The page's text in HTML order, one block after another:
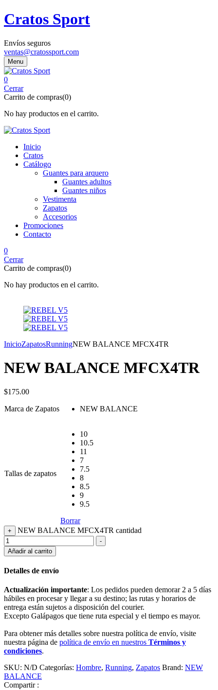
Cratos Sport
Envíos seguros
ventas@cratossport.com
Menu
0
Cerrar
Carrito de compras(0)
No hay productos en el carrito.
Inicio
Cratos
Catálogo
Guantes para arquero
Guantes adultos
Guantes niños
Vestimenta
Zapatos
Accesorios
Promociones
Contacto
0
Cerrar
Carrito de compras(0)
No hay productos en el carrito.
InicioZapatosRunningNEW BALANCE MFCX4TR
NEW BALANCE MFCX4TR
$175.00
Marca de Zapatos NEW BALANCE
Tallas de zapatos
10
10.5
11
7
7.5
8
8.5
9
9.5
Borrar
+ NEW BALANCE MFCX4TR cantidad
-
Añadir al carrito
Detalles de envío
Actualización importante: Los pedidos pueden demorar 2 a 5 días
hábiles en procesar y llegar a su destino; las rutas y horarios de
entrega están sujetos a disposición del courier.
Excepto Galápagos que tiene ruta especial y el tiempo es mayor.
Para obtener más detalles sobre nuestra política de envío, visite
nuestra página de política de envío en nuestros Términos y
condiciones.
SKU: N/D Categorías: Hombre, Running, Zapatos Brand: NEW
BALANCE
Compartir :